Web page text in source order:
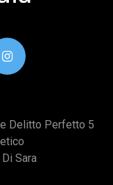
Delitto Perfetto 5
Sara